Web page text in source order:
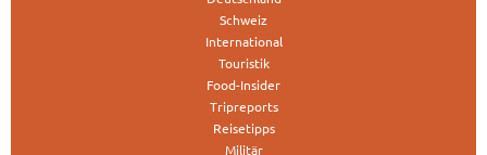
Schweiz
International
Touristik
Food-Insider
Tripreports
Reisetipps
Militär